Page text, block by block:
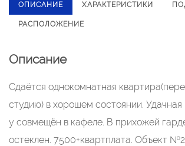
ОПИСАНИЕ ХАРАКТЕРИСТИКИ
РАСПОЛОЖЕНИЕ
Описание
Сдаётся однокомнатная
студию) в хорошем состоянии.
у совмещён в кафеле. В прихожей
остеклен. 7500+квартплата. Объект